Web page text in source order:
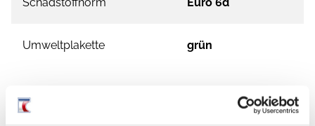
Umweltplakette grün